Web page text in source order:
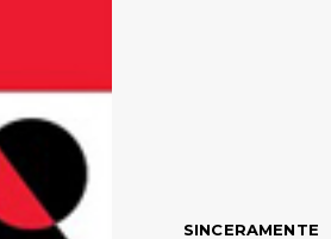
SINCERAMENTE